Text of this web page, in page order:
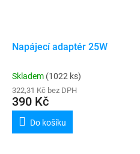
Napájecí adaptér 25W
Skladem (1022 ks)
322,31 Kč bez DPH
390 Kč
Do košíku